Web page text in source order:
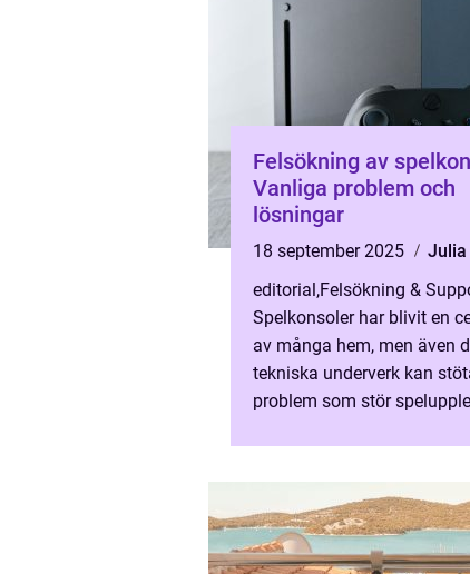
Felsökning av
Vanliga problem och
lösningar
18 september 2025
Julia
editorial,Felsökning &
Spelkonsoler har blivit en
av många hem, men även
tekniska underverk kan
problem som stör